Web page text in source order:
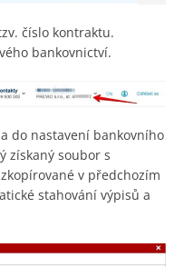
číslo kontraktu.
bankovnictví.
do nastavení bankovního
získaný soubor s
v předchozím
stahování výpisů a